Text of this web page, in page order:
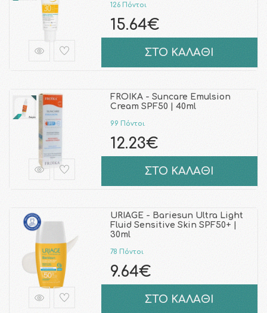
126 Πόντοι
15.64€
ΣΤΟ ΚΑΛΑΘΙ
FROIKA - Suncare Emulsion
Cream SPF50 | 40ml
99 Πόντοι
12.23€
ΣΤΟ ΚΑΛΑΘΙ
URIAGE - Bariesun Ultra Light
Fluid Sensitive Skin SPF50+ |
30ml
78 Πόντοι
9.64€
ΣΤΟ ΚΑΛΑΘΙ